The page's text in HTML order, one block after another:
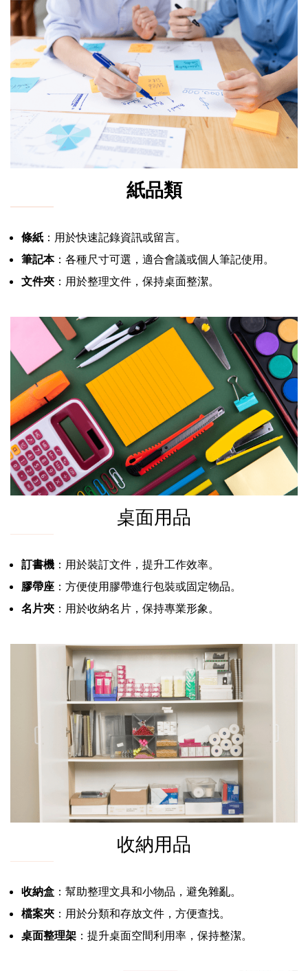
紙品類
條紙 ：用於快速記錄資訊或留言。
筆記本：各種尺寸可選，適合會議或個人筆記使用。
文件夾 ：用於整理文件，保持桌面整潔。
桌面用品
訂書機 ：用於裝訂文件，提升工作效率。
膠帶座 ：方便使用膠帶進行包裝或固定物品。
名片夾 ：用於收納名片，保持專業形象。
收納用品
收納盒 ：幫助整理文具和小物品，避免雜亂。
檔案夾 ：用於分類和存放文件，方便查找。
桌面整理架 ：提升桌面空間利用率，保持整潔。